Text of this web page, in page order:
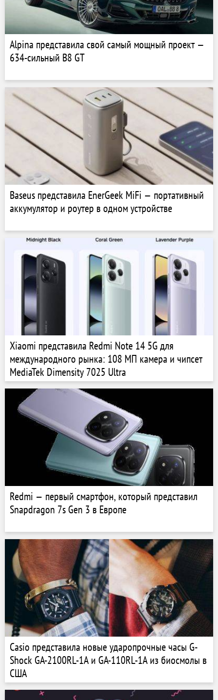
Alpina представила свой самый мощный проект —
634-сильный B8 GT
Baseus представила EnerGeek MiFi — портативный
аккумулятор и роутер в одном устройстве
Xiaomi представила Redmi Note 14 5G для
международного рынка: 108 МП камера и чипсет
MediaTek Dimensity 7025 Ultra
Redmi — первый смартфон, который представил
Snapdragon 7s Gen 3 в Европе
Casio представила новые ударопрочные часы G-
Shock GA-2100RL-1A и GA-110RL-1A из биосмолы в
США